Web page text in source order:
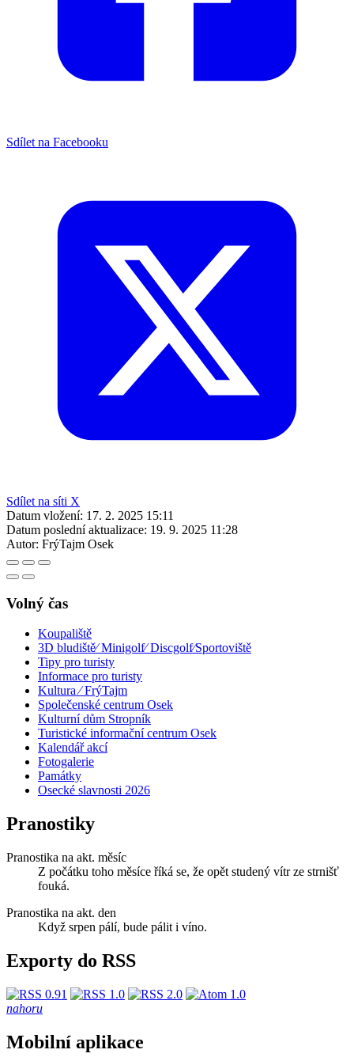
Sdílet na Facebooku
Sdílet na síti X
Datum vložení: 17. 2. 2025 15:11
Datum poslední aktualizace: 19. 9. 2025 11:28
Autor: FrýTajm Osek
Volný čas
Koupaliště
3D bludiště⁄ Minigolf⁄ Discgolf⁄Sportoviště
Tipy pro turisty
Informace pro turisty
Kultura ⁄ FrýTajm
Společenské centrum Osek
Kulturní dům Stropník
Turistické informační centrum Osek
Kalendář akcí
Fotogalerie
Památky
Osecké slavnosti 2026
Pranostiky
Pranostika na akt. měsíc
Z počátku toho měsíce říká se, že opět studený vítr ze strnišť
fouká.
Pranostika na akt. den
Když srpen pálí, bude pálit i víno.
Exporty do RSS
nahoru
Mobilní aplikace